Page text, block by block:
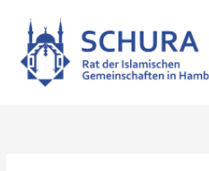
Inhalt
springen